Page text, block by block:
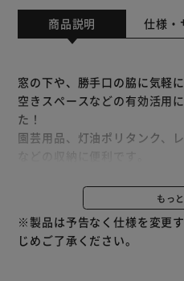
商品説明 仕様・
窓の下や、勝手口の脇に気軽
空きスペースなどの有効活用
た！
園芸用品、灯油ポリタンク、
収納だけでなくエクステリア
シャッターは真空成形を採用
ムーズな開閉ができます。
盗難防止に市販の南京錠（
もっ
※製品は予告なく仕様を変更
じめご了承ください。